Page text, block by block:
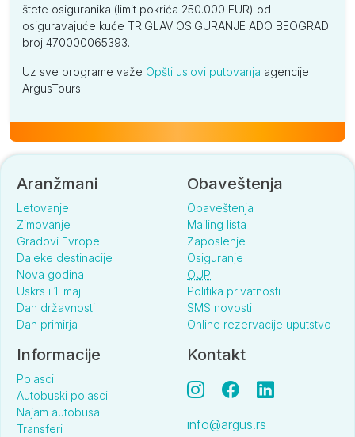
štete osiguranika (limit pokrića 250.000 EUR) od
osiguravajuće kuće TRIGLAV OSIGURANJE ADO BEOGRAD
broj 470000065393.
Uz sve programe važe Opšti uslovi putovanja agencije
ArgusTours.
Aranžmani
Letovanje
Zimovanje
Gradovi Evrope
Daleke destinacije
Nova godina
Uskrs i 1. maj
Dan državnosti
Dan primirja
Obaveštenja
Obaveštenja
Mailing lista
Zaposlenje
Osiguranje
OUP
Politika privatnosti
SMS novosti
Online rezervacije uputstvo
Informacije
Polasci
Autobuski polasci
Najam autobusa
Transferi
Kontakt
info@argus.rs